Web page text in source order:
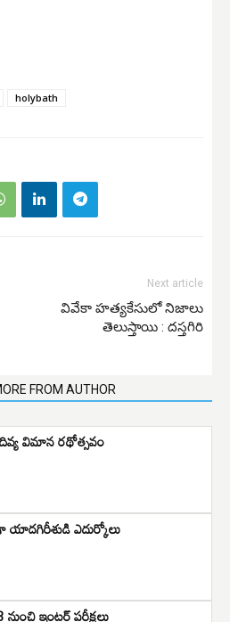
holybath
Next article
వివేకా హత్యకేసులో నిజాలు
తెలుస్తాయి : దస్తగిరి
FROM AUTHOR
విమాన రథోత్సవం
యాదగిరీశుడి ఎదుర్కోలు
నుంచి ఇంటర్ పరీక్షలు